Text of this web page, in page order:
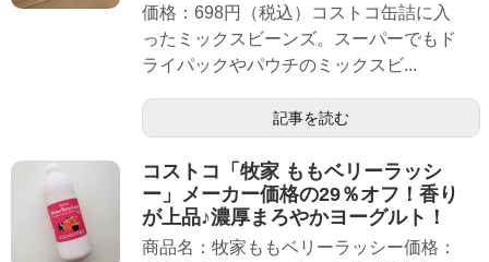
価格：698円（税込）コストコ缶詰に入
ったミックスビーンズ。スーパーでもド
ライパックやパウチのミックスビ...
記事を読む
コストコ「牧家 ももベリーラッシ
ー」メーカー価格の29％オフ！香り
が上品♪濃厚まろやかヨーグルト！
商品名：牧家ももベリーラッシー価格：